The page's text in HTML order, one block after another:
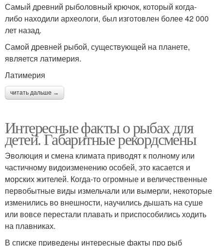
Самый древний рыболовный крючок, который когда-
либо находили археологи, был изготовлен более 42 000
лет назад.
Самой древней рыбой, существующей на планете,
является латимерия.
Латимерия
читать дальше →
Интересные факты о рыбах для
детей. Габаритные рекордсмены
Эволюция и смена климата приводят к полному или
частичному видоизменению особей, это касается и
морских жителей. Когда-то огромные и величественные
первобытные виды измельчали или вымерли, некоторые
изменились во внешности, научились дышать на суше
или вовсе перестали плавать и приспособились ходить
на плавниках.
В списке приведены интересные факты про рыб